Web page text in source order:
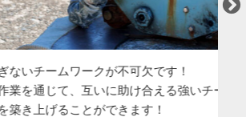
ムワークが不可欠です！
て、互いに助け合える強いチーム
げることができます！